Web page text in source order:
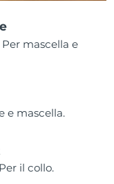
mascella e
e mascella.
il collo.